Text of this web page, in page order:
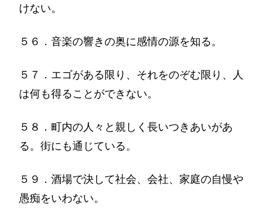
けない。
５６．音楽の響きの奥に感情の源を知る。
５７．エゴがある限り、それをのぞむ限り、人
は何も得ることができない。
５８．町内の人々と親しく長いつきあいがあ
る。街にも通じている。
５９．酒場で決して社会、会社、家庭の自慢や
愚痴をいわない。